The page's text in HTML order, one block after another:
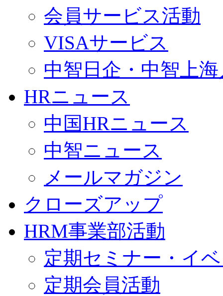
会員サービス活動
VISAサービス
中智日企・中智上
HRニュース
中国HRニュース
中智ニュース
メールマガジン
クローズアップ
HRM事業部活動
定期セミナー・イ
定期会員活動